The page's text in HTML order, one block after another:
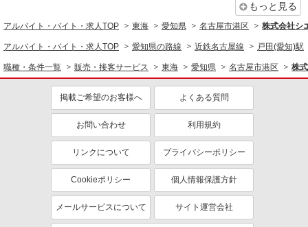
もっと見る
アルバイト・バイト・求人TOP 東海 愛知県 名古屋市港区 株式会社シ
アルバイト・バイト・求人TOP 愛知県の路線 近鉄名古屋線 戸田(愛知)駅
職種・条件一覧 販売・接客サービス 東海 愛知県 名古屋市港区 株
掲載ご希望のお客様へ よくある質問
お問い合わせ 利用規約
リンクについて プライバシーポリシー
Cookieポリシー 個人情報保護方針
メールサービスについて サイト運営会社